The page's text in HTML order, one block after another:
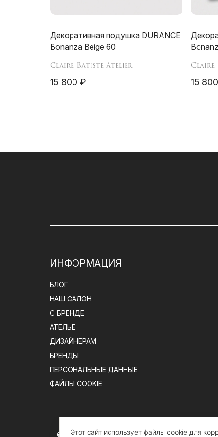
Декоративная подушка DURANCE
Bonanza Beige 60
Claire Batiste Atelier
15 800 ₽
Claire
15
ИНФОРМАЦИЯ
БЛОГ
НАШ САЛОН
О БРЕНДЕ
АТЕЛЬЕ
ДИЗАЙНЕРАМ
БРЕНДЫ
ПЕРСОНАЛЬНЫЕ ДАННЫЕ
ФАЙЛЫ COOKIE
© claire-batiste.com, 2026 |Элитное
Этот сайт использует файлы cookie для